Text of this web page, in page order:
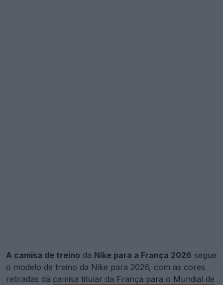
A camisa de treino da Nike para a França 2026 segue
o modelo de treino da Nike para 2026, com as cores
retiradas da camisa titular da França para o Mundial de